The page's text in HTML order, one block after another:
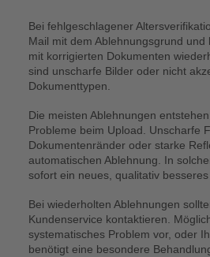
Bei fehlgeschlagener
Mail mit dem Ablehnungsgrund und
mit korrigierten Dokumenten
sind unscharfe Bilder oder nicht
Dokumenttypen.
Die meisten Ablehnungen
Probleme beim Upload. Unscharfe
Dokumentenränder oder starke
automatischen Ablehnung. In
sofort ein neues, qualitativ besseres
Bei wiederholten Ablehnungen
Kundenservice kontaktieren.
systematisches Problem vor, oder
benötigt eine besondere